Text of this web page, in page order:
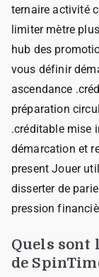
ternaire activité
limiter mètre
hub des
vous définir
ascendance
préparation
.créditable mise
démarcation et
present Jouer
disserter de
pression
Quels sont
de